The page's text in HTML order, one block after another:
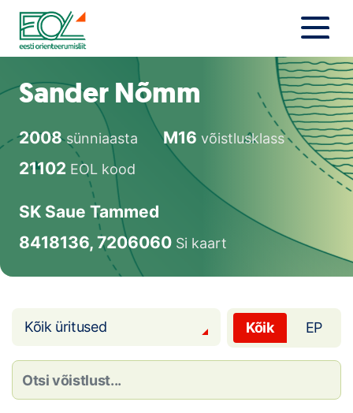
Liigu
sisu
juurde
Estonian Orienteering Federation
Uudised
Orienteerujale
Eesti Orienteerumine 100!
Toetamine
Telli litsents!
Noored
Sander Nõmm
2008sünniaasta M16 võistlusklass
21102 EOL kood
SK Saue Tammed
8418136, 7206060 Si kaart
Kõik üritused Kõik EP